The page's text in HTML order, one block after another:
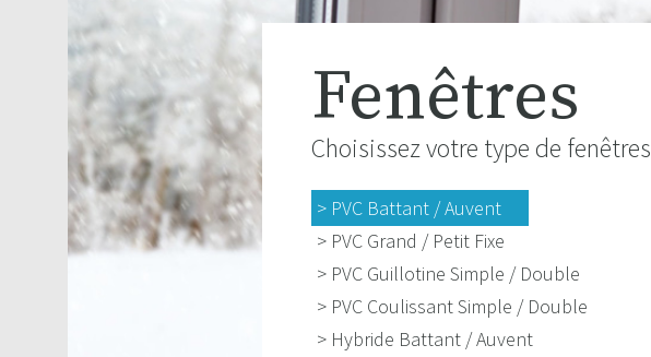
Fenêtres
Choisissez votre type de fenêtres
> PVC Battant / Auvent
> PVC Grand / Petit Fixe
> PVC Guillotine Simple / Double
> PVC Coulissant Simple / Double
> Hybride Battant / Auvent